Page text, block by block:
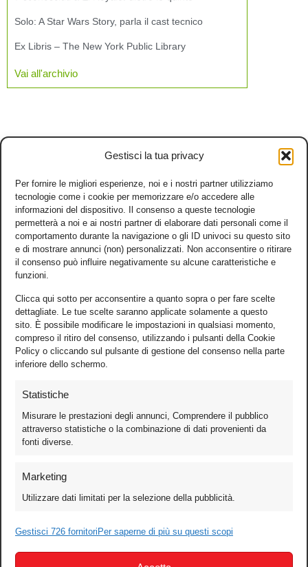
Gestisci la tua privacy
Per fornire le migliori esperienze, noi e i nostri partner utilizziamo
tecnologie come i cookie per memorizzare e/o accedere alle
informazioni del dispositivo. Il consenso a queste tecnologie
permetterà a noi e ai nostri partner di elaborare dati personali come il
comportamento durante la navigazione o gli ID univoci su questo sito
e di mostrare annunci (non) personalizzati. Non acconsentire o ritirare
il consenso può influire negativamente su alcune caratteristiche e
funzioni.
Clicca qui sotto per acconsentire a quanto sopra o per fare scelte
dettagliate. Le tue scelte saranno applicate solamente a questo
sito. È possibile modificare le impostazioni in qualsiasi momento,
compreso il ritiro del consenso, utilizzando i pulsanti della Cookie
Policy o cliccando sul pulsante di gestione del consenso nella parte
inferiore dello schermo.
Statistiche
Misurare le prestazioni degli annunci, Comprendere il pubblico
attraverso statistiche o la combinazione di dati provenienti da
fonti diverse.
Marketing
Utilizzare dati limitati per la selezione della pubblicità.
Gestisci 726 fornitori Per saperne di più su questi scopi
Solo: A Star Wars Story, parla il cast tecnico
Ex Libris – The New York Public Library
Vai all'archivio
Games
Test